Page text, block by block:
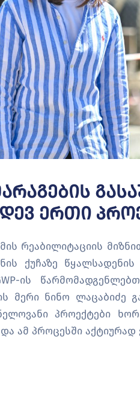
Ერთი
რეაბილიტაციის
ქუჩაზე
ის
მერი ნინო ლაცაბიძე
პროექტები
ამ პროცესში